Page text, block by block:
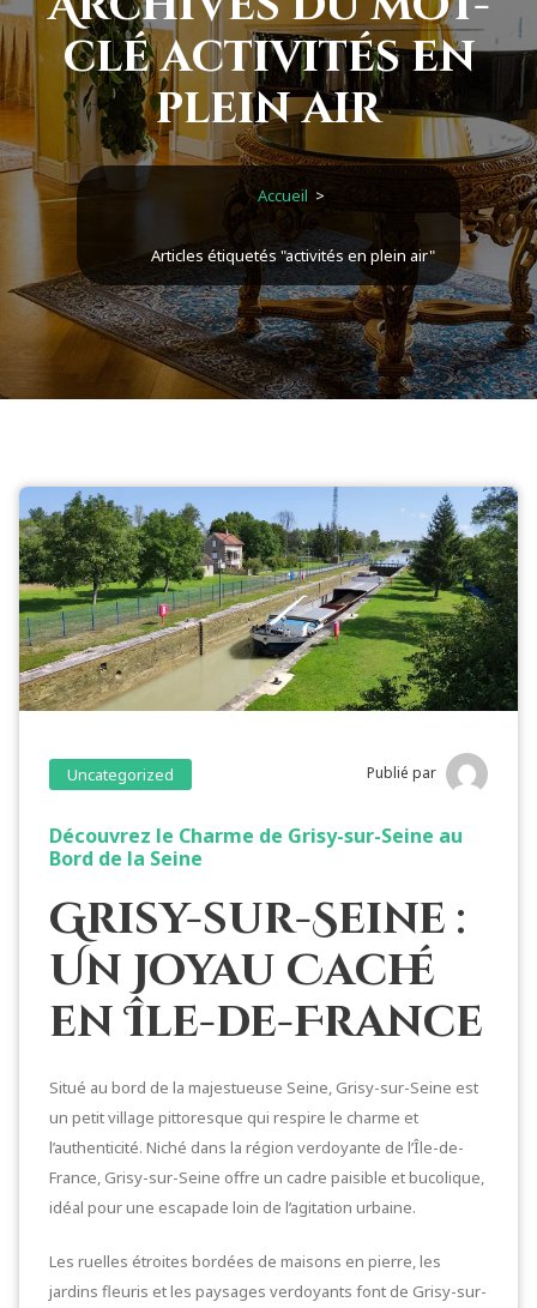
clé activités en
plein air
Accueil >
Articles étiquetés "activités en plein air"
Uncategorized Publié par
Découvrez le Charme de Grisy-sur-Seine au
Bord de la Seine
Grisy-sur-Seine :
Un Joyau Caché
en Île-de-France
Situé au bord de la majestueuse Seine, Grisy-sur-Seine est
un petit village pittoresque qui respire le charme et
l’authenticité. Niché dans la région verdoyante de l’Île-de-
France, Grisy-sur-Seine offre un cadre paisible et bucolique,
idéal pour une escapade loin de l’agitation urbaine.
Les ruelles étroites bordées de maisons en pierre, les
jardins fleuris et les paysages verdoyants font de Grisy-sur-